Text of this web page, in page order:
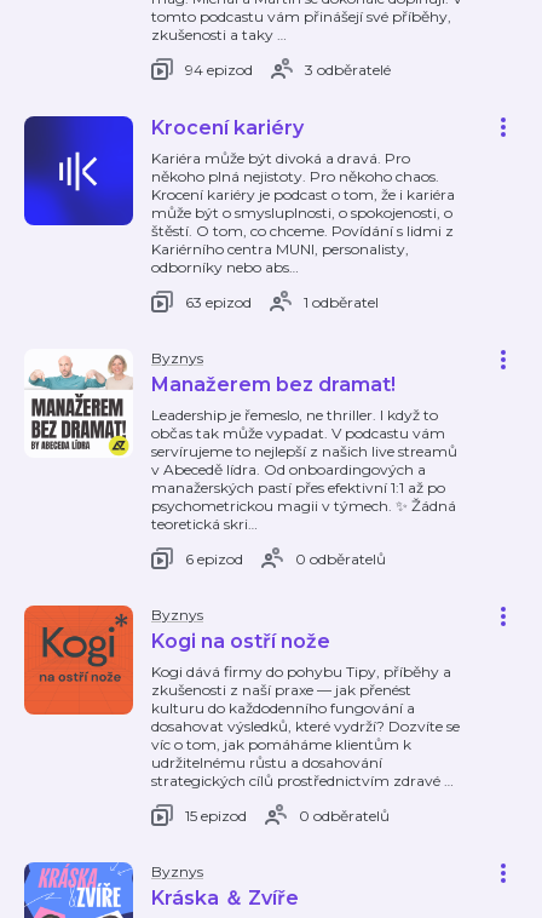
tomto podcastu vám přinášejí své příběhy,
zkušenosti a taky …
94 epizod
3 odběratelé
Krocení kariéry
Kariéra může být divoká a dravá. Pro
někoho plná nejistoty. Pro někoho chaos.
Krocení kariéry je podcast o tom, že i kariéra
může být o smysluplnosti, o spokojenosti, o
štěstí. O tom, co chceme. Povídání s lidmi z
Kariérního centra MUNI, personalisty,
odborníky nebo abs…
63 epizod
1 odběratel
Byznys
Manažerem bez dramat!
Leadership je řemeslo, ne thriller. I když to
občas tak může vypadat. V podcastu vám
servírujeme to nejlepší z našich live streamů
v Abecedě lídra. Od onboardingových a
manažerských pastí přes efektivní 1:1 až po
psychometrickou magii v týmech. ✨ Žádná
teoretická skri…
6 epizod
0 odběratelů
Byznys
Kogi na ostří nože
Kogi dává firmy do pohybu Tipy, příběhy a
zkušenosti z naší praxe — jak přenést
kulturu do každodenního fungování a
dosahovat výsledků, které vydrží? Dozvíte se
víc o tom, jak pomáháme klientům k
udržitelnému růstu a dosahování
strategických cílů prostřednictvím zdravé …
15 epizod
0 odběratelů
Byznys
Kráska ＆ Zvíře